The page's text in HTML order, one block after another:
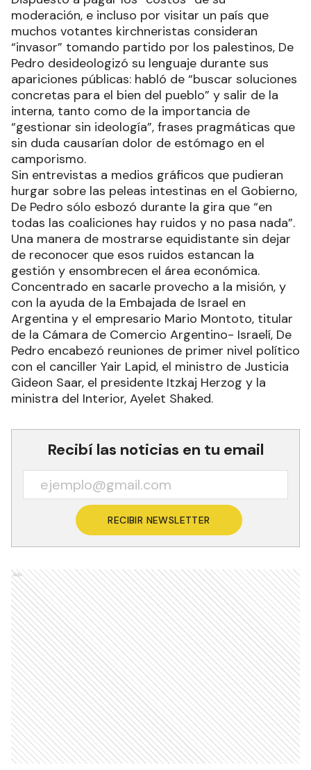
moderación, e incluso por visitar un país que
muchos votantes kirchneristas consideran
“invasor” tomando partido por los palestinos, De
Pedro desideologizó su lenguaje durante sus
apariciones públicas: habló de “buscar soluciones
concretas para el bien del pueblo” y salir de la
interna, tanto como de la importancia de
“gestionar sin ideología”, frases pragmáticas que
sin duda causarían dolor de estómago en el
camporismo.
Sin entrevistas a medios gráficos que pudieran
hurgar sobre las peleas intestinas en el Gobierno,
De Pedro sólo esbozó durante la gira que “en
todas las coaliciones hay ruidos y no pasa nada”.
Una manera de mostrarse equidistante sin dejar
de reconocer que esos ruidos estancan la
gestión y ensombrecen el área económica.
Concentrado en sacarle provecho a la misión, y
con la ayuda de la Embajada de Israel en
Argentina y el empresario Mario Montoto, titular
de la Cámara de Comercio Argentino- Israelí, De
Pedro encabezó reuniones de primer nivel político
con el canciller Yair Lapid, el ministro de Justicia
Gideon Saar, el presidente Itzkaj Herzog y la
ministra del Interior, Ayelet Shaked.
Recibí las noticias en tu email
RECIBIR NEWSLETTER
Ads